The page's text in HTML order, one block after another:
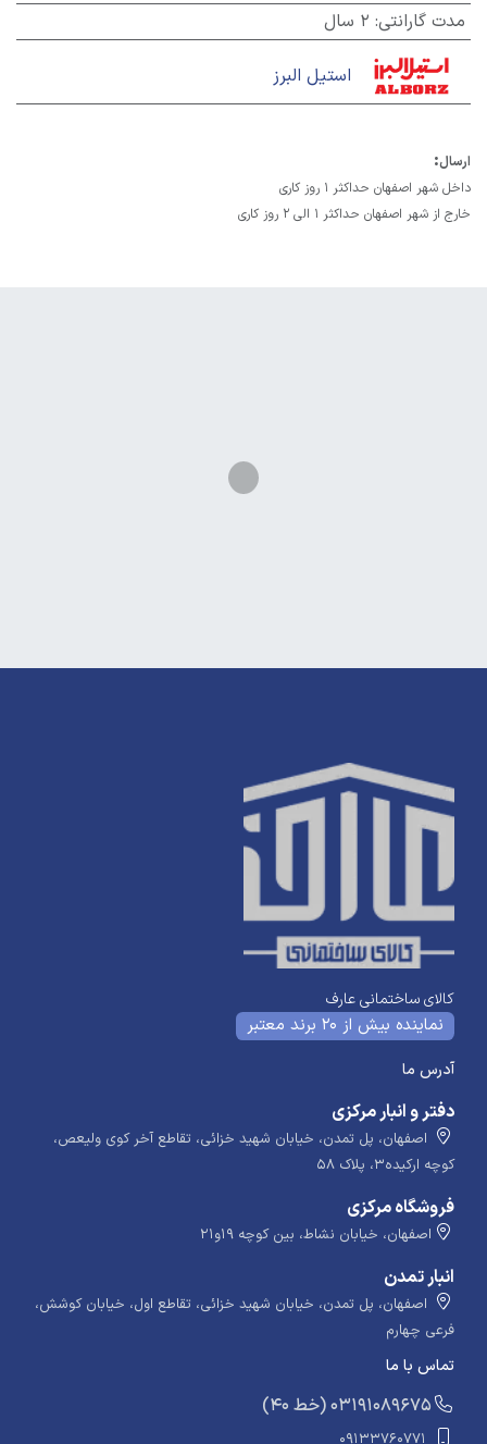
مدت گارانتی: 2 سال
استیل البرز
ارسال:
داخل شهر اصفهان حداکثر 1 روز کاری
خارج از شهر اصفهان حداکثر 1 الی 2 روز کاری
کالای ساختمانی عارف
نماینده بیش از 20 برند معتبر
آدرس ما
دفتر و انبار مرکزی
اصفهان، پل تمدن، خیابان شهید خزائی، تقاطع آخر کوی ولیعص،
کوچه ارکیده۳، پلاک ۵۸
فروشگاه مرکزی
اصفهان، خیابان نشاط، بین کوچه ۱۹و۲۱
انبار تمدن
اصفهان، پل تمدن، خیابان شهید خزائی، تقاطع اول، خیابان کوشش،
فرعی چهارم
تماس با ما
​​​ (40 خط) 03191089675
09133760771